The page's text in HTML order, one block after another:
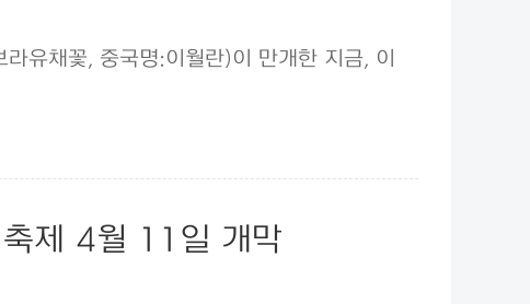
유채꽃, 중국명:이월란)이 만개한 지금, 이
제 4월 11일 개막